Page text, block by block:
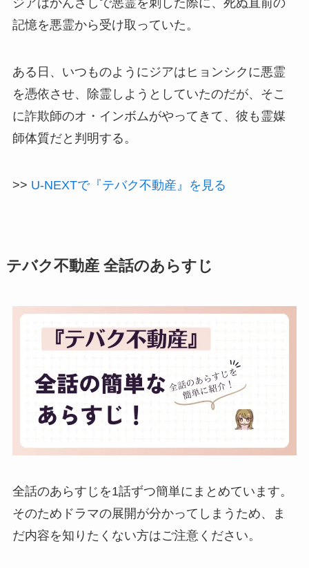
ジアはかんざしで悪霊を刺した際に、死ぬ直前の
記憶を悪霊から受け取っていた。
ある日、いつものようにジアはヒョンシクに悪霊
を憑依させ、除霊しようとしていたのだが、そこ
に詐欺師のオ・インボムがやってきて、彼も霊媒
師体質だと判明する。
>> U-NEXTで『テバク不動産』を見る
テバク不動産 全話のあらすじ
全話のあらすじを1話ずつ簡単にまとめています。
そのためドラマの展開が分かってしまうため、ま
だ内容を知りたくない方はご注意ください。